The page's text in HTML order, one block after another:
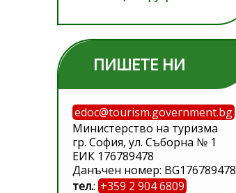
ПИШЕТЕ НИ
edoc@tourism.government.bg
Министерство на туризма
гр. София, ул. Съборна № 1
ЕИК 176789478
Данъчен номер: BG176789478
тел.: +359 2 904 6809